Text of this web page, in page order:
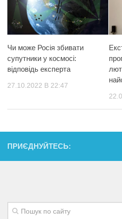
Чи може Росія збивати
супутники у космосі:
відповідь експерта
27.10.2022 В 22:47
ПРИЄДНУЙТЕСЬ: